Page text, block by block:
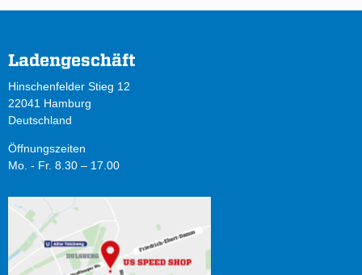
Ladengeschäft
Hinschenfelder Stieg 12
22041 Hamburg
Deutschland
Öffnungszeiten
Mo. - Fr. 8.30 – 17.00